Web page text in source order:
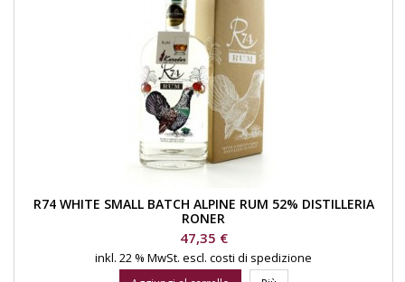
R74 WHITE SMALL BATCH ALPINE RUM 52% DISTILLERIA
RONER
Prezzo
47,35 €
inkl. 22 % MwSt. escl. costi di spedizione